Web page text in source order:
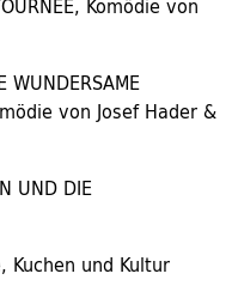
von Josef Hader &
UND DIE
Kuchen und Kultur